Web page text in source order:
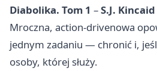
Diabolika. Tom 1 –S.J. Kincaid
Mroczna, action‑drivenowa
jednym zadaniu — chronić i,
osoby, której służy.